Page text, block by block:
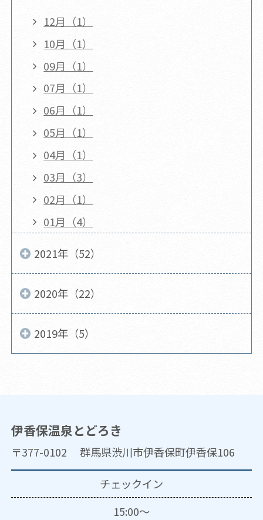
12月（1）
10月（1）
09月（1）
07月（1）
06月（1）
05月（1）
04月（1）
03月（3）
02月（1）
01月（4）
2021年（52）
2020年（22）
2019年（5）
伊香保温泉とどろき
〒377-0102 群馬県渋川市伊香保町伊香保106
チェックイン
15:00～